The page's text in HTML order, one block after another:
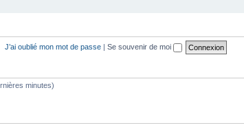
J’ai oublié mon mot de passe | Se souvenir de moi
minutes)